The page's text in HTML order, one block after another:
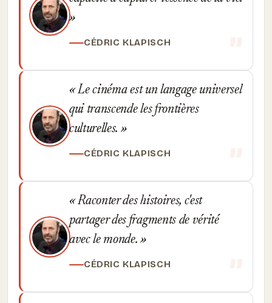
CÉDRIC KLAPISCH
Le cinéma est un langage universel
qui transcende les frontières
culturelles.
CÉDRIC KLAPISCH
Raconter des histoires, c'est
partager des fragments de vérité
avec le monde.
CÉDRIC KLAPISCH